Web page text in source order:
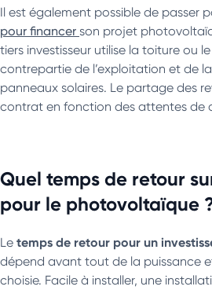
Il est également possible de passer
pour financer son projet
tiers investisseur utilise la toiture ou
contrepartie de l’exploitation et de
panneaux solaires. Le partage des
contrat en fonction des attentes de
Quel temps de retour
pour le photovoltaïque
Le temps de retour pour un
dépend avant tout de la puissance
choisie. Facile à installer, une